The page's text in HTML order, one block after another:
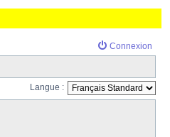
Connexion
Langue :